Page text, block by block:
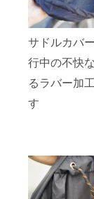
サドルカバ
行中の不快
るラバー加
す